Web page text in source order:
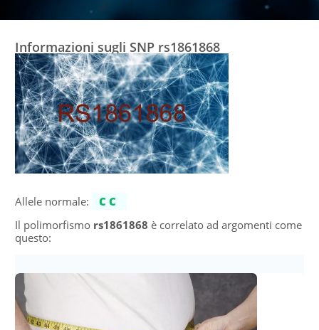
Informazioni sugli SNP rs1861868
Allele normale:
CC
Il polimorfismo rs1861868 è correlato ad argomenti come
questo: